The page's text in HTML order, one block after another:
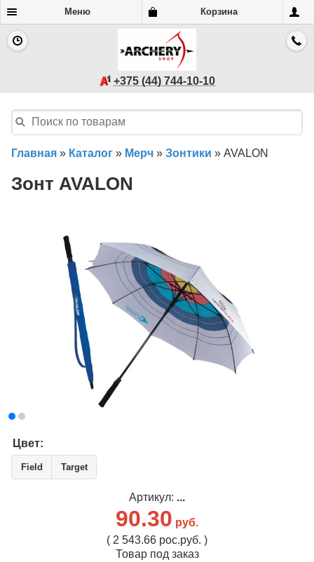
Меню Корзина
+375 (44) 744-10-10
Главная » Каталог » Мерч » Зонтики » AVALON
Зонт AVALON
Цвет:
Field Target
Артикул: ...
90.30 руб.
( 2 543.66 рос.руб. )
Товар под заказ